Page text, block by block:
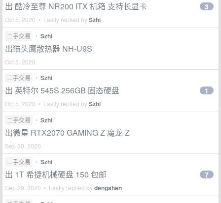
出 酷冷至尊 NR200 ITX 机箱 支持长显卡
Oct 5, 2020 • Lastly replied bySzhi
3
二手交易 • Szhi
出猫头鹰散热器 NH-U9S
Oct 5, 2020
二手交易
• Szhi
出 英特尔 545S 256GB 固态硬盘
Oct 5, 2020 • Lastly replied bySzhi
1
二手交易 • Szhi
出微星 RTX2070 GAMING Z 魔龙 Z
Sep 30, 2020
二手交易
• Szhi
出 1T 希捷机械硬盘 150 包邮
Sep 29, 2020 • Lastly replied bydengshen
7